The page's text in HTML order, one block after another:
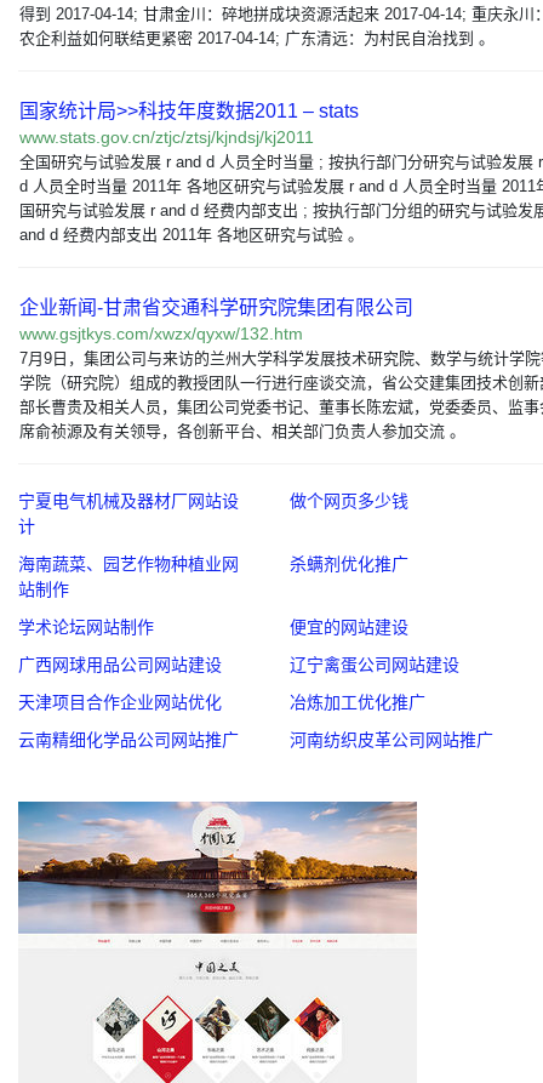
得到 2017-04-14; 甘肃金川：碎地拼成块资源活起来 2017-04-14; 重庆永川
农企利益如何联结更紧密 2017-04-14; 广东清远：为村民自治找到 。
国家统计局>>科技年度数据2011 – stats
www.stats.gov.cn/ztjc/ztsj/kjndsj/kj2011
全国研究与试验发展 r and d 人员全时当量 ; 按执行部门分研究与试验发展
d 人员全时当量 2011年 各地区研究与试验发展 r and d 人员全时当量 2011
国研究与试验发展 r and d 经费内部支出 ; 按执行部门分组的研究与试验发
and d 经费内部支出 2011年 各地区研究与试验 。
企业新闻-甘肃省交通科学研究院集团有限公司
www.gsjtkys.com/xwzx/qyxw/132.htm
7月9日，集团公司与来访的兰州大学科学发展技术研究院、数学与统计学
学院（研究院）组成的教授团队一行进行座谈交流，省公交建集团技术创新
部长曹贵及相关人员，集团公司党委书记、董事长陈宏斌，党委委员、监事
席俞祯源及有关领导，各创新平台、相关部门负责人参加交流 。
宁夏电气机械及器材厂网站设
计
做个网页多少钱
海南蔬菜、园艺作物种植业网
站制作
杀螨剂优化推广
学术论坛网站制作
便宜的网站建设
广西网球用品公司网站建设
辽宁禽蛋公司网站建设
天津项目合作企业网站优化
冶炼加工优化推广
云南精细化学品公司网站推广
河南纺织皮革公司网站推广